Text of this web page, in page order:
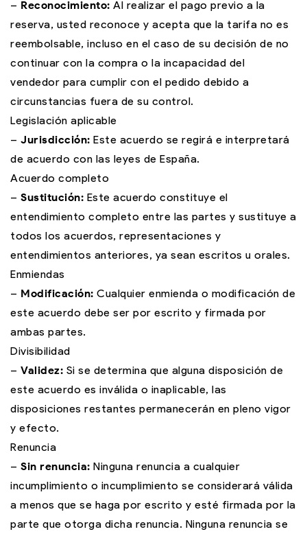
– Reconocimiento: Al realizar el pago previo a la
reserva, usted reconoce y acepta que la tarifa no es
reembolsable, incluso en el caso de su decisión de no
continuar con la compra o la incapacidad del
vendedor para cumplir con el pedido debido a
circunstancias fuera de su control.
Legislación aplicable
– Jurisdicción: Este acuerdo se regirá e interpretará
de acuerdo con las leyes de España.
Acuerdo completo
– Sustitución: Este acuerdo constituye el
entendimiento completo entre las partes y sustituye a
todos los acuerdos, representaciones y
entendimientos anteriores, ya sean escritos u orales.
Enmiendas
– Modificación: Cualquier enmienda o modificación de
este acuerdo debe ser por escrito y firmada por
ambas partes.
Divisibilidad
– Validez: Si se determina que alguna disposición de
este acuerdo es inválida o inaplicable, las
disposiciones restantes permanecerán en pleno vigor
y efecto.
Renuncia
– Sin renuncia: Ninguna renuncia a cualquier
incumplimiento o incumplimiento se considerará válida
a menos que se haga por escrito y esté firmada por la
parte que otorga dicha renuncia. Ninguna renuncia se